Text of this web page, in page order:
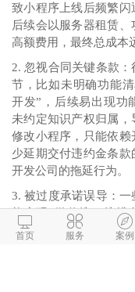
致小程序上线后频繁
后续会以服务器租赁
高额费用，最终总成本
2. 忽视合同关键条款
节，比如未明确功能
开发”，后续易出现功
未约定知识产权归属
修改小程序，只能依
少延期交付违约金条
开发公司的拖延行为。
3. 被过度承诺误导：
能实现“微信搜一搜排
万”等，实则小程序的

首页

服务

案例